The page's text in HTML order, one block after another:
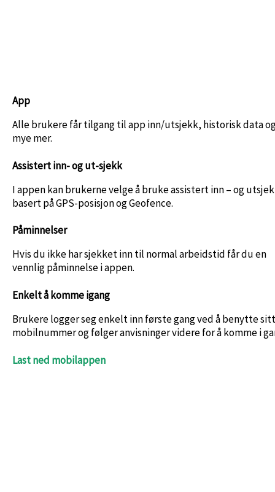
App
Alle brukere får tilgang til app inn/utsjekk, historisk data
mye mer.
Assistert inn- og ut-sjekk
I appen kan brukerne velge å bruke assistert inn – og
basert på GPS-posisjon og Geofence.
Påminnelser
Hvis du ikke har sjekket inn til normal arbeidstid får du en
vennlig påminnelse i appen.
Enkelt å komme igang
Brukere logger seg enkelt inn første gang ved å benytte sitt
mobilnummer og følger anvisninger videre for å komme i
Last ned mobilappen